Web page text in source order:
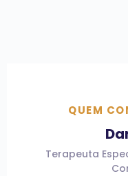
QUEM
Terapeuta